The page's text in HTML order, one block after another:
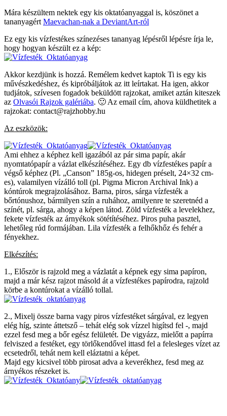
Mára készültem nektek egy kis oktatóanyaggal is, köszönet a
tananyagért Maevachan-nak a DeviantArt-ról
Ez egy kis vízfestékes színezéses tananyag lépésről lépésre írja le,
hogy hogyan készült ez a kép:
Akkor kezdjünk is hozzá. Remélem kedvet kaptok Ti is egy kis
művészkedéshez, és kipróbáljátok az itt leírtakat. Ha igen, akkor
tudjátok, szívesen fogadok beküldött rajzokat, amiket aztán kiteszek
az Olvasói Rajzok galériába. 🙂 Az email cím, ahova küldhetitek a
rajzokat: contact@rajzhobby.hu
Az eszközök:
Ami ehhez a képhez kell igazából az pár sima papír, akár
nyomtatópapír a vázlat elkészítéséhez. Egy db vízfestékes papír a
végső képhez (Pl. „Canson” 185g-os, hidegen préselt, 24×32 cm-
es), valamilyen vízálló toll (pl. Pigma Micron Archival Ink) a
kóntúrok megrajzolásához. Barna, piros, sárga vízfesték a
bőrtónushoz, bármilyen szín a ruhához, amilyenre te szeretnéd a
színét, pl. sárga, ahogy a képen látod. Zöld vízfesték a levelekhez,
fekete vízfesték az árnyékok sötétítéséhez. Piros puha pasztel,
lehetőleg rúd formájában. Lila vízfesték a felhőkhőz és fehér a
fényekhez.
Elkészítés:
1., Először is rajzold meg a vázlatát a képnek egy sima papíron,
majd a már kész rajzot másold át a vízfestékes papírodra, rajzold
körbe a kontúrokat a vízálló tollal.
2., Mixelj össze barna vagy piros vízfestéket sárgával, ez legyen
elég híg, szinte áttetsző – tehát elég sok vízzel higítsd fel -, majd
ezzel fesd meg a bőr egész felületét. De vigyázz, mielőtt a papírra
felviszed a festéket, egy törlőkendővel ittasd fel a felesleges vízet az
ecsetedről, tehát nem kell eláztatni a képet.
Majd egy kicsivel több pirosat adva a keverékhez, fesd meg az
árnyékos részeket is.